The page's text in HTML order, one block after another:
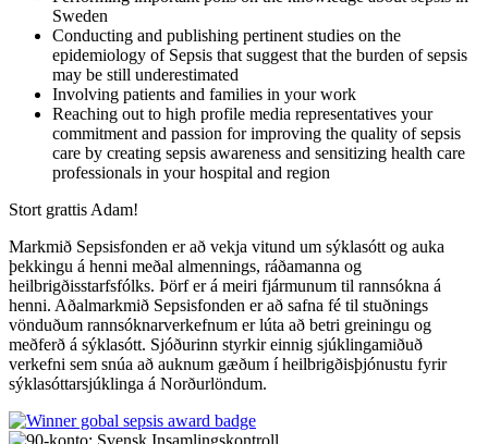
Sweden
Conducting and publishing pertinent studies on the
epidemiology of Sepsis that suggest that the burden of sepsis
may be still underestimated
Involving patients and families in your work
Reaching out to high profile media representatives your
commitment and passion for improving the quality of sepsis
care by creating sepsis awareness and sensitizing health care
professionals in your hospital and region
Stort grattis Adam!
Markmið Sepsisfonden er að vekja vitund um sýklasótt og auka
þekkingu á henni meðal almennings, ráðamanna og
heilbrigðisstarfsfólks. Þörf er á meiri fjármunum til rannsókna á
henni. Aðalmarkmið Sepsisfonden er að safna fé til stuðnings
vönduðum rannsóknarverkefnum er lúta að betri greiningu og
meðferð á sýklasótt. Sjóðurinn styrkir einnig sjúklingamiðuð
verkefni sem snúa að auknum gæðum í heilbrigðisþjónustu fyrir
sýklasóttarsjúklinga á Norðurlöndum.